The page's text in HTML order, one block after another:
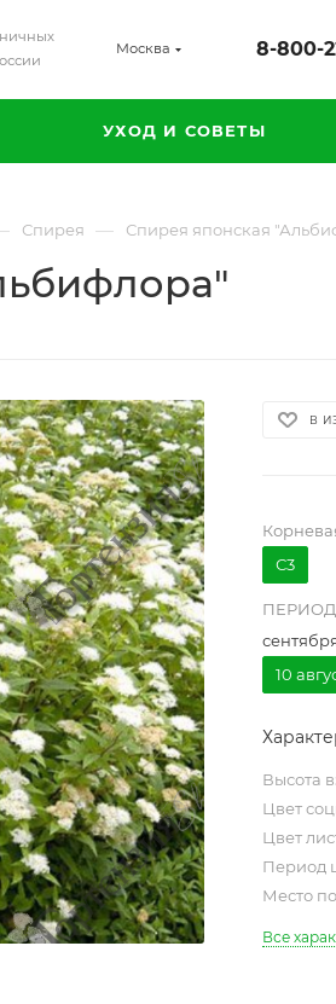
Москва 8-800-
УХОД И СОВЕТЫ
Спирея — Спирея японская
В
С3
ПЕРИОД
10
Высота
Цвет
Цвет
Период
Место
Все